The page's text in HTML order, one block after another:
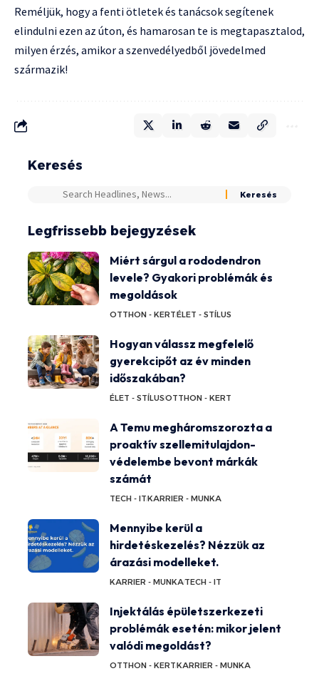
Reméljük, hogy a fenti ötletek és tanácsok segítenek
elindulni ezen az úton, és hamarosan te is megtapasztalod,
milyen érzés, amikor a szenvedélyedből jövedelmed
származik!
Keresés
Legfrissebb bejegyzések
Miért sárgul a rododendron
levele? Gyakori problémák és
megoldások
OTTHON - KERTÉLET - STÍLUS
Hogyan válassz megfelelő
gyerekcipőt az év minden
időszakában?
ÉLET - STÍLUSOTTHON - KERT
A Temu megháromszorozta a
proaktív szellemitulajdon-
védelembe bevont márkák
számát
TECH - ITKARRIER - MUNKA
Mennyibe kerül a
hirdetéskezelés? Nézzük az
árazási modelleket.
KARRIER - MUNKATECH - IT
Injektálás épületszerkezeti
problémák esetén: mikor jelent
valódi megoldást?
OTTHON - KERTKARRIER - MUNKA